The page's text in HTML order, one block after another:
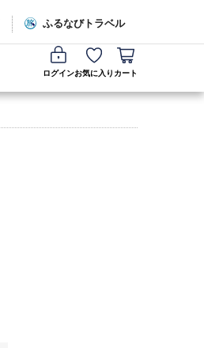
ふるなびトラベル
ログインお気に入り カート